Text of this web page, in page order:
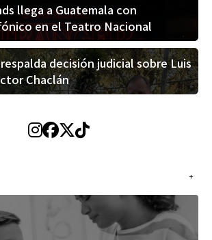
llega a Guatemala con
en el Teatro Nacional
decisión judicial sobre Luis
Chaclán
+